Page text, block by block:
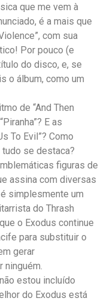
que me vem à
é a mais que
com sua
Por pouco (e
do disco, e, se
o álbum, como um
de “And Then
E as
To Evil”? Como
se destaca?
figuras de
assina com diversas
simplesmente um
do Thrash
o Exodus continue
para substituir o
gerar
ninguém.
estou incluído
do Exodus está